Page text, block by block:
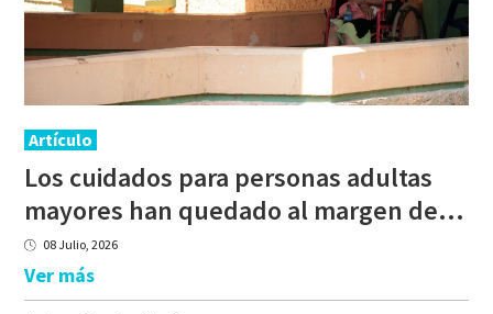
Artículo
Los cuidados para personas adultas
mayores han quedado al margen de la conversación
08 Julio, 2026
Ver más